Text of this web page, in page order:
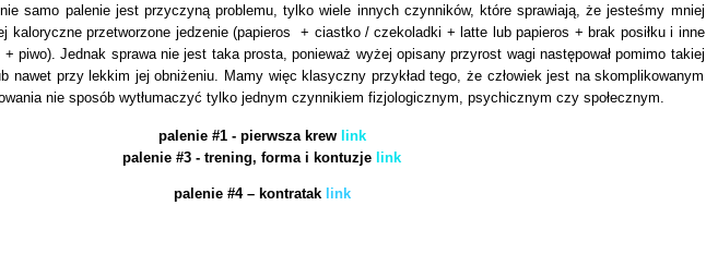
samo palenie jest przyczyną problemu, tylko wiele innych czynników, które sprawiają, że jesteśmy mniej
kaloryczne przetworzone jedzenie(papieros + ciastko / czekoladki + latte lub papieros + brak posiłku i inne
+ piwo).Jednak sprawa nie jest taka prosta, ponieważ wyżej opisany przyrost wagi następował pomimo takiej
nawet przy lekkim jej obniżeniu. Mamy więc klasyczny przykład tego, że człowiek jest na skomplikowanym
nie sposób wytłumaczyć tylko jednym czynnikiem fizjologicznym, psychicznym czy społecznym.
palenie #1 - pierwsza krew link
palenie #3 - trening, forma i kontuzje link
palenie #4 – kontratak link